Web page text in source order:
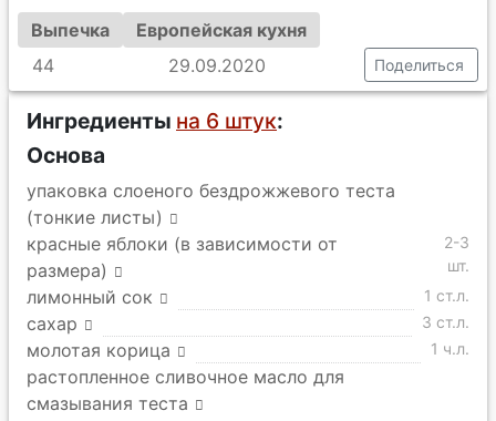
Выпечка
Европейская кухня
44
29.09.2020 Поделиться
Ингредиенты на 6 штук:
Основа
упаковка слоеного бездрожжевого теста
(тонкие листы)
красные яблоки (в зависимости от
размера)
2-3
шт.
лимонный сок 1 ст.л.
сахар 3 ст.л.
молотая корица 1 ч.л.
растопленное сливочное масло для
смазывания теста